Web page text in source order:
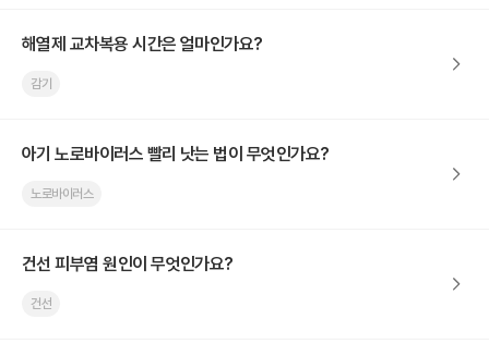
해열제 교차복용 시간은 얼마인가요?
감기
아기 노로바이러스 빨리 낫는 법이 무엇인가요?
노로바이러스
건선 피부염 원인이 무엇인가요?
건선